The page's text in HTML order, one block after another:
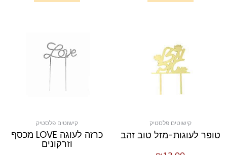
קישוטים פלסטיק
טופר לעוגות-מזל טוב זהב
קישוטים פלסטיק
כרזה לעוגה LOVE מכסף
וזרקונים